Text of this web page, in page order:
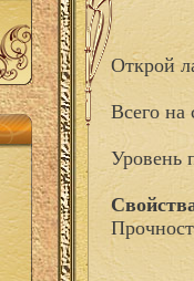
Открой
Всего на
Уровень